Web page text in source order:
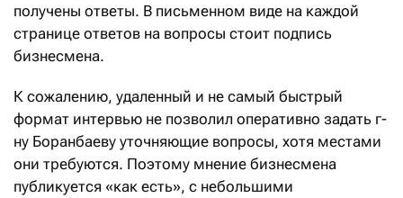
получены ответы. В письменном виде на каждой
странице ответов на вопросы стоит подпись
бизнесмена.
К сожалению, удаленный и не самый быстрый
формат интервью не позволил оперативно задать г-
ну Боранбаеву уточняющие вопросы, хотя местами
они требуются. Поэтому мнение бизнесмена
публикуется «как есть», с небольшими